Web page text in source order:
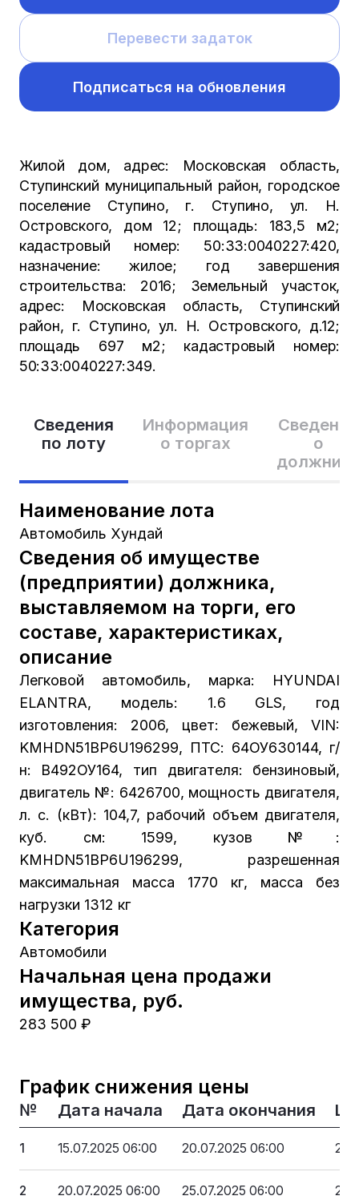
Сведения
по лоту
Информация
о торгах
Сведения
о
Наименование лота
Автомобиль Хундай
Сведения об имуществе
(предприятии) должника,
выставляемом на торги, его
составе, характеристиках,
описание
Легковой автомобиль, марка: HYUNDAI
ELANTRA, модель: 1.6 GLS, год
изготовления: 2006, цвет: бежевый, VIN:
KMHDN51BP6U196299, ПТС: 64ОУ630144, г/
н: В492ОУ164, тип двигателя: бензиновый,
двигатель №: 6426700, мощность двигателя,
л. с. (кВт): 104,7, рабочий объем двигателя,
куб. см: 1599, кузов №:
KMHDN51BP6U196299, разрешенная
максимальная масса 1770 кг, масса без
нагрузки 1312 кг
Категория
Автомобили
Начальная цена продажи
имущества, руб.
283 500 ₽
График снижения цены
№ Дата начала Дата окончания
1 15.07.2025 06:00 20.07.2025 06:00
2 20.07.2025 06:00 25.07.2025 06:00
Перевести задаток
Подписаться на обновления
Жилой дом, адрес: Московская область,
Ступинский муниципальный район, городское
поселение Ступино, г. Ступино, ул. Н.
Островского, дом 12; площадь: 183,5 м2;
кадастровый номер: 50:33:0040227:420,
назначение: жилое; год завершения
строительства: 2016; Земельный участок,
адрес: Московская область, Ступинский
район, г. Ступино, ул. Н. Островского, д.12;
площадь 697 м2; кадастровый номер:
50:33:0040227:349.